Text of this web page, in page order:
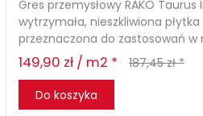
Gres przemysłowy RAKO Taurus
wytrzymała, nieszkliwiona
przeznaczona do zastosowań w
149,90 zł / m2 *
187,45 zł *
Do koszyka